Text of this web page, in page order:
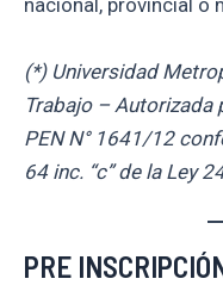
nacional, provincial o
(*) Universidad
Trabajo –
PEN N° 1641/12
64 inc. “c” de la Ley
PRE